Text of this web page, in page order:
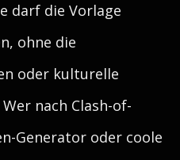
darf die Vorlage
ohne die
oder kulturelle
nach Clash-of-
Generator oder coole